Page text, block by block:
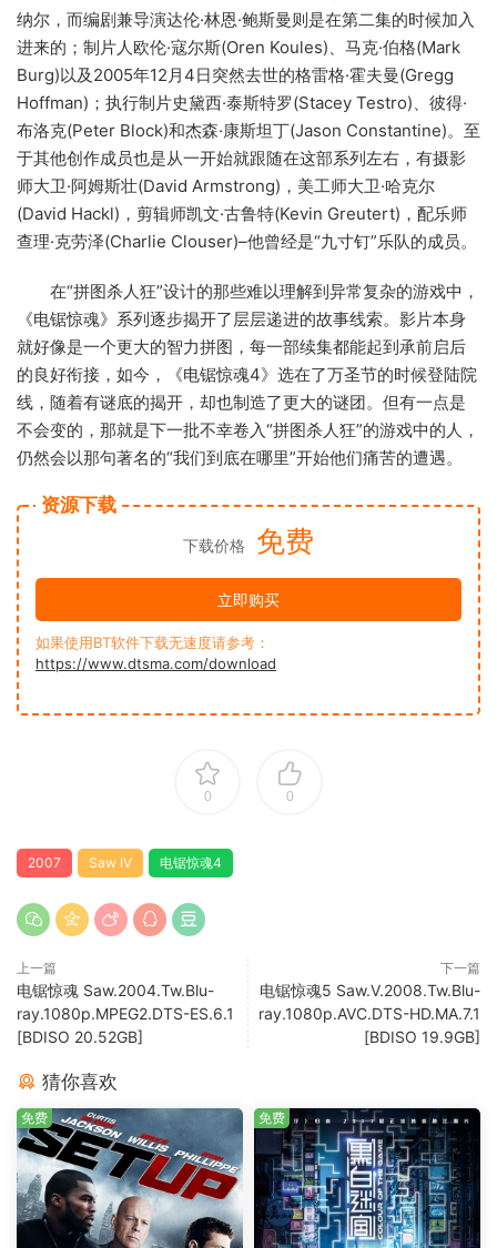
纳尔，而编剧兼导演达伦·林恩·鲍斯曼则是在第二集的时候加入
进来的；制片人欧伦·寇尔斯(Oren Koules)、马克·伯格(Mark
Burg)以及2005年12月4日突然去世的格雷格·霍夫曼(Gregg
Hoffman)；执行制片史黛西·泰斯特罗(Stacey Testro)、彼得·
布洛克(Peter Block)和杰森·康斯坦丁(Jason Constantine)。至
于其他创作成员也是从一开始就跟随在这部系列左右，有摄影
师大卫·阿姆斯壮(David Armstrong)，美工师大卫·哈克尔
(David Hackl)，剪辑师凯文·古鲁特(Kevin Greutert)，配乐师
查理·克劳泽(Charlie Clouser)–他曾经是“九寸钉”乐队的成员。
在“拼图杀人狂”设计的那些难以理解到异常复杂的游戏中，
《电锯惊魂》系列逐步揭开了层层递进的故事线索。影片本身
就好像是一个更大的智力拼图，每一部续集都能起到承前启后
的良好衔接，如今，《电锯惊魂4》选在了万圣节的时候登陆院
线，随着有谜底的揭开，却也制造了更大的谜团。但有一点是
不会变的，那就是下一批不幸卷入“拼图杀人狂”的游戏中的人，
仍然会以那句著名的“我们到底在哪里”开始他们痛苦的遭遇。
资源下载
下载价格 免费
立即购买
如果使用BT软件下载无速度请参考：
https://www.dtsma.com/download
0 0
2007 Saw IV 电锯惊魂4
上一篇
电锯惊魂 Saw.2004.Tw.Blu-
ray.1080p.MPEG2.DTS-ES.6.1
[BDISO 20.52GB]
下一篇
电锯惊魂5 Saw.V.2008.Tw.Blu-
ray.1080p.AVC.DTS-HD.MA.7.1
[BDISO 19.9GB]
猜你喜欢
免费 免费